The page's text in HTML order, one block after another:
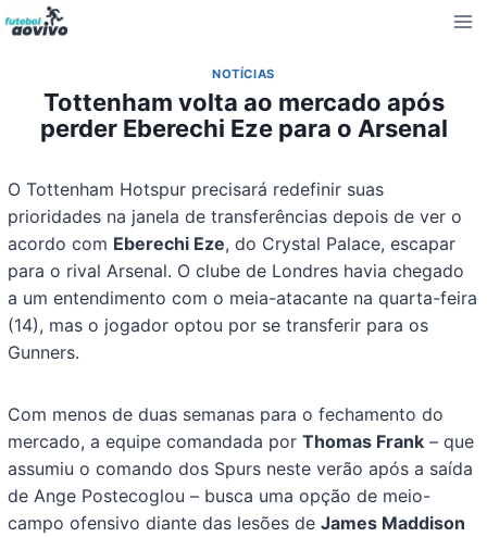
Pular
para
Conteúdo
NOTÍCIAS
Tottenham volta ao mercado após
perder Eberechi Eze para o Arsenal
O Tottenham Hotspur precisará redefinir suas
prioridades na janela de transferências depois de ver o
acordo com Eberechi Eze, do Crystal Palace, escapar
para o rival Arsenal. O clube de Londres havia chegado
a um entendimento com o meia-atacante na quarta-feira
(14), mas o jogador optou por se transferir para os
Gunners.
Com menos de duas semanas para o fechamento do
mercado, a equipe comandada porThomas Frank – que
assumiu o comando dos Spurs neste verão após a saída
de Ange Postecoglou – busca uma opção de meio-
campo ofensivo diante das lesões deJames Maddison